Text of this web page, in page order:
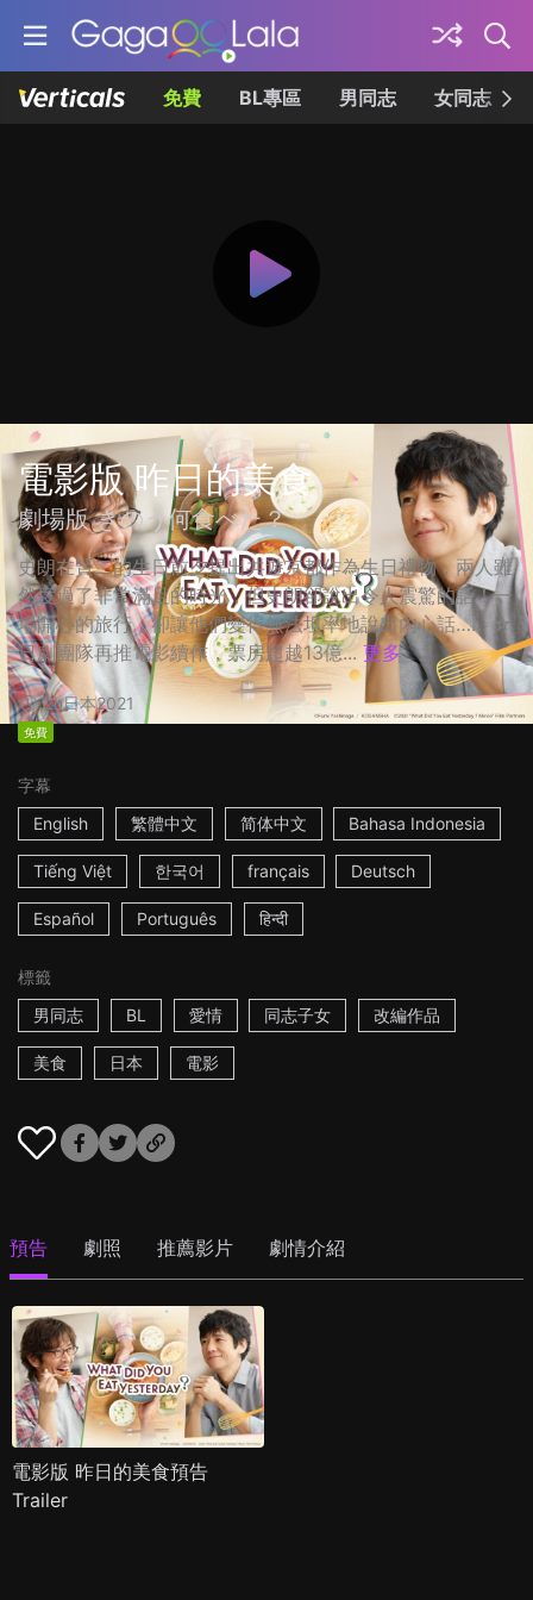
免費 BL專區 男同志 女同志
電影版 昨日的美食
劇場版 きのう何食べた？
史朗在賢二的生日前夕提出共遊京都作為生日禮物，兩人雖
然度過了非常滿足的時光，但史朗卻說出令人震驚的話！一
場開心的旅行，卻讓他們變得無法坦率地說出內心話…… ☆
日劇團隊再推電影續作，票房超越13億... 更多
2h日本2021
免費
字幕
English
繁體中文 简体中文 Bahasa Indonesia
Tiếng Việt 한국어 français Deutsch
Español Português हिन्दी
標籤
男同志
BL 愛情 同志子女 改編作品
美食 日本 電影
預告 劇照 推薦影片 劇情介紹
電影版 昨日的美食預告
Trailer